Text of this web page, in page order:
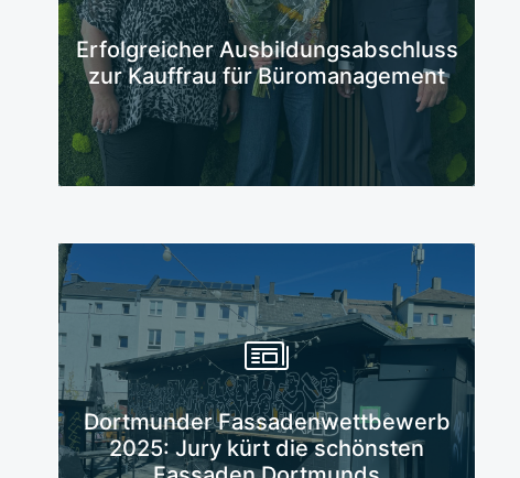
Erfolgreicher Ausbildungsabschluss
zur Kauffrau für Büromanagement
Mehr erfahren
Dortmunder Fassadenwettbewerb
2025: Jury kürt die schönsten
Mehr erfahren